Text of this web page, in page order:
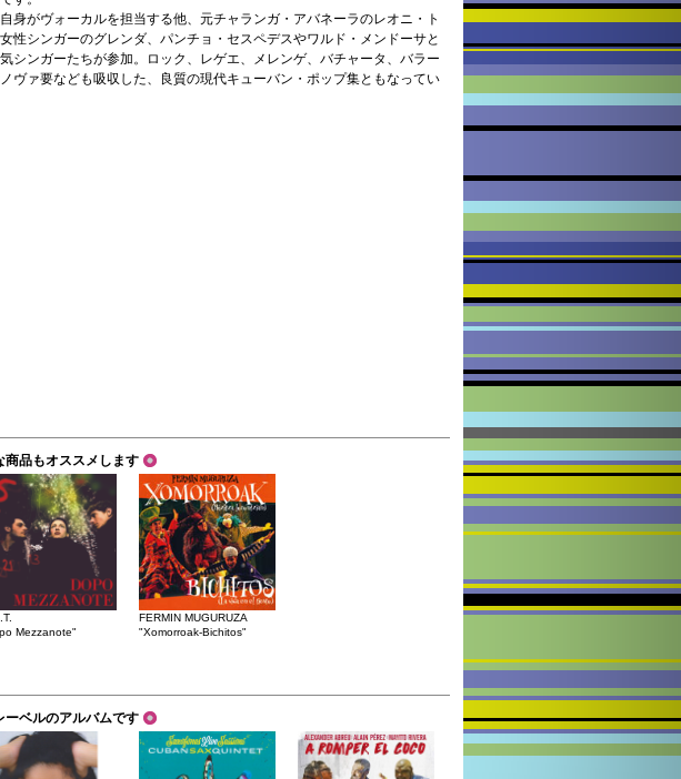
身がヴォーカルを担当する他、元チャランガ・アバネーラのレオニ・ト
性シンガーのグレンダ、パンチョ・セスペデスやワルド・メンドーサと
シンガーたちが参加。ロック、レゲエ、メレンゲ、バチャータ、バラー
ヴァ要なども吸収した、良質の現代キューバン・ポップ集ともなってい
商品もオススメします
Mezzanote"
FERMIN MUGURUZA
"Xomorroak-Bichitos"
ーベルのアルバムです